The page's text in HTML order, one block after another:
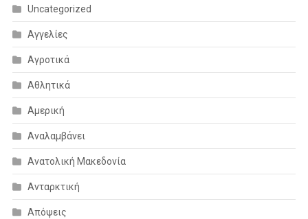
Uncategorized
Αγγελίες
Αγροτικά
Αθλητικά
Αμερική
Αναλαμβάνει
Ανατολική Μακεδονία
Ανταρκτική
Απόψεις